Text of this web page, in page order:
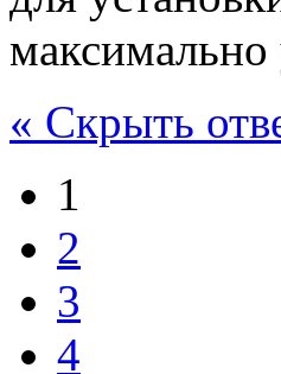
максимально
« Скрыть
1
2
3
4